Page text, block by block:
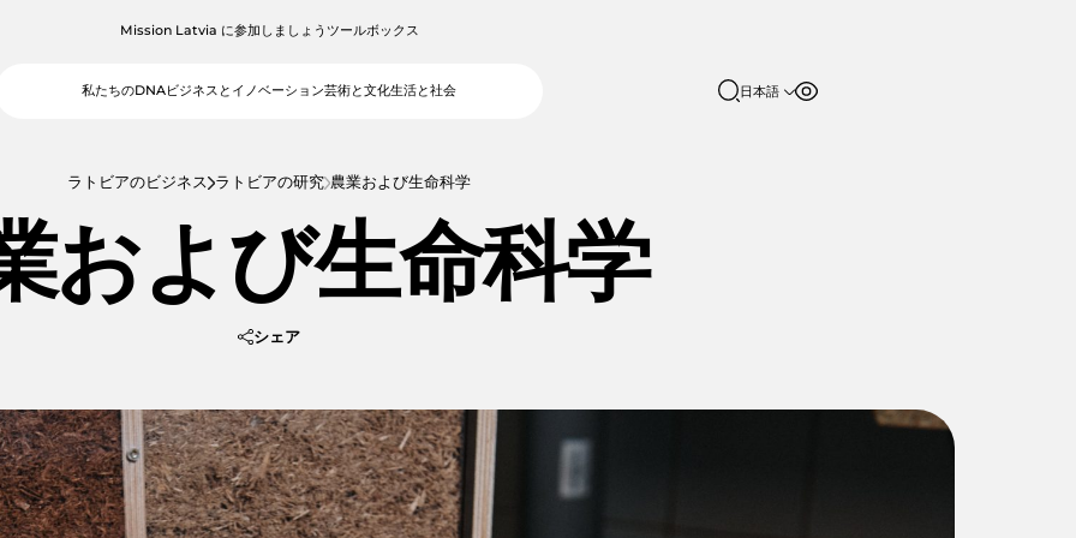
Mission Latvia に参加しましょう ツールボックス
私たちのDNAビジネスとイノベーション芸術と文化生活と社会 日本語
150%
200%
ラトビアのビジネス ラトビアの研究 農業および生命科学
および生命科学
シェア